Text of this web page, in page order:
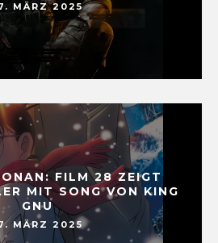
MÄRZ 2025
FILM 28 ZEIGT
MIT SONG VON KING
GNU
MÄRZ 2025